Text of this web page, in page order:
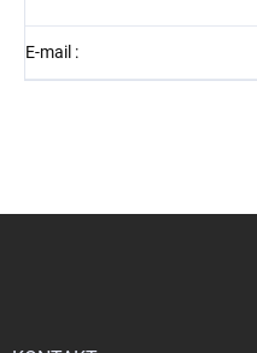
E-mail :